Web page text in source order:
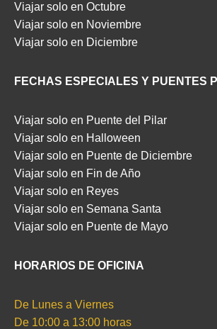
Viajar solo en Octubre
Viajar solo en Noviembre
Viajar solo en Diciembre
FECHAS ESPECIALES Y PUENTES
Viajar solo en Puente del Pilar
Viajar solo en Halloween
Viajar solo en Puente de Diciembre
Viajar solo en Fin de Año
Viajar solo en Reyes
Viajar solo en Semana Santa
Viajar solo en Puente de Mayo
HORARIOS DE OFICINA
De Lunes a Viernes
De 10:00 a 13:00 horas